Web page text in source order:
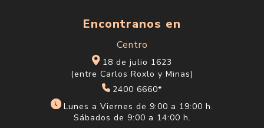
Encontranos en
Centro
18 de julio 1623
(entre Carlos Roxlo y Minas)
2400 6660*
Lunes a Viernes de 9:00 a 19:00 h.
Sábados de 9:00 a 14:00 h.